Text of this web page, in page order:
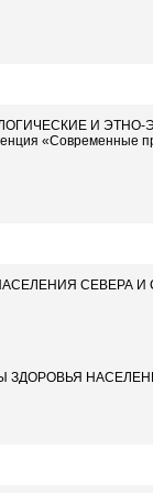
И
«Современные
НАСЕЛЕНИЯ СЕВЕРА
ЗДОРОВЬЯ